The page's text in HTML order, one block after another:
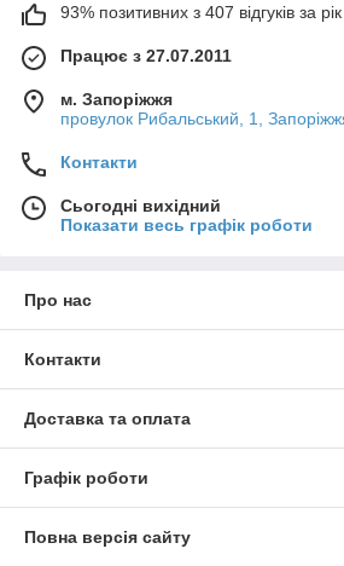
93% позитивних з 407 відгуків за рік
Працює з 27.07.2011
м. Запоріжжя
провулок Рибальський, 1,
Контакти
Сьогодні вихідний
Показати весь графік роботи
Про нас
Контакти
Доставка та оплата
Графік роботи
Повна версія сайту